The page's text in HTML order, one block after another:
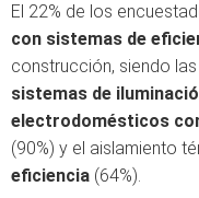
El 22% de los
con sistemas de
construcción, siendo
sistemas de
electrodomésticos
(90%) y el aislamiento
eficiencia (64%).